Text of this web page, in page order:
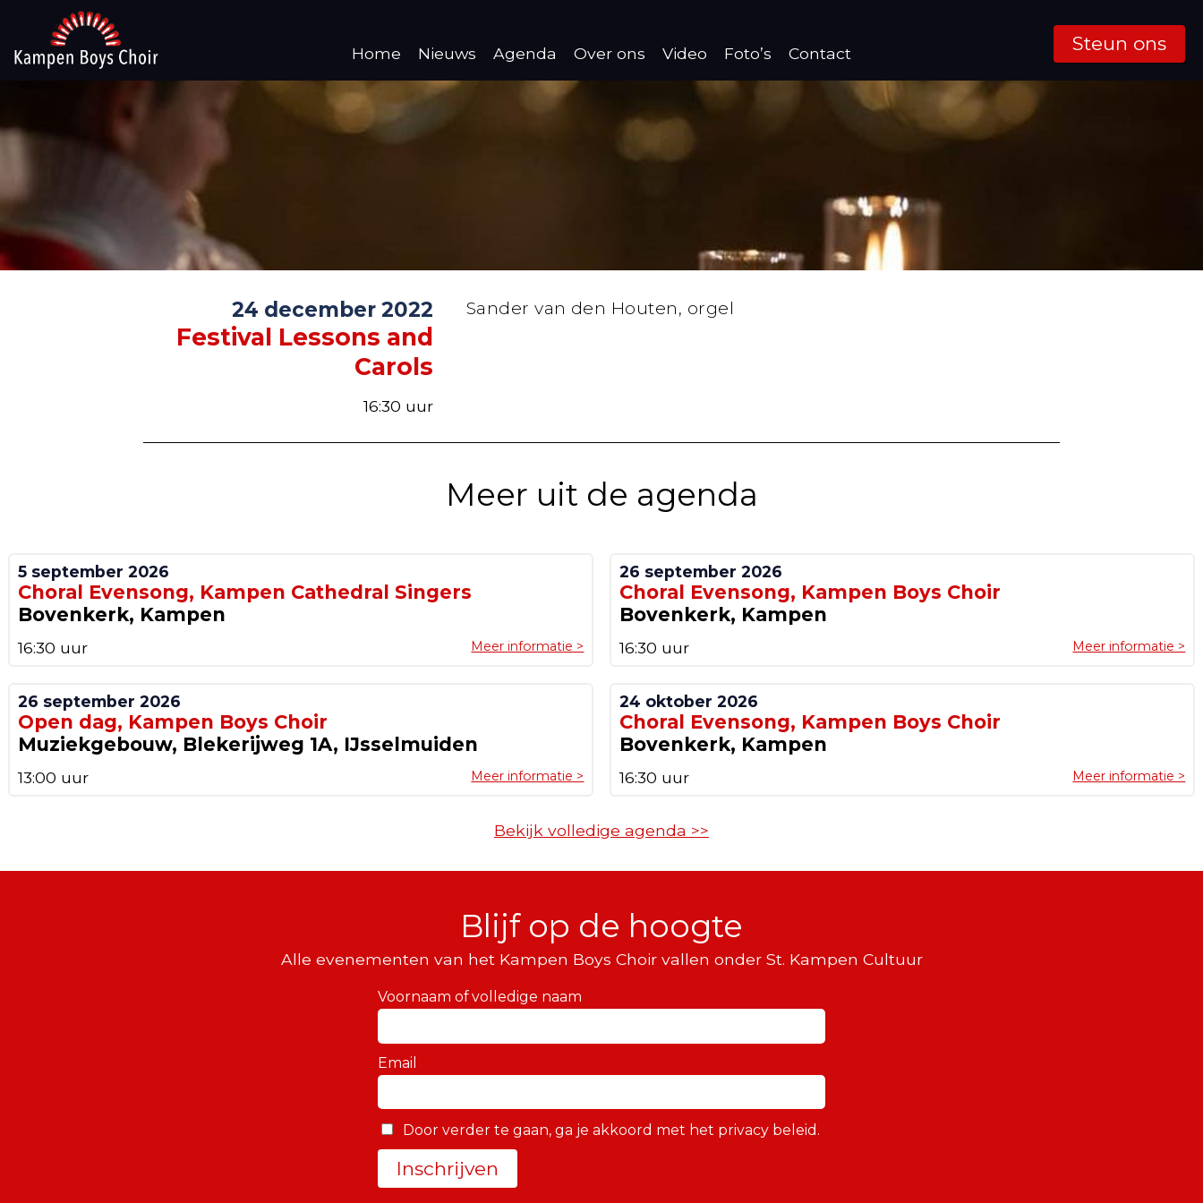
Home Nieuws Agenda Over ons Video Foto’s Contact Steun ons
24 december 2022
Festival Lessons and
Carols
16:30 uur
Sander van den Houten, orgel
Meer uit de agenda
5 september 2026
Choral Evensong, Kampen Cathedral Singers
Bovenkerk, Kampen
Meer informatie >
16:30 uur
26 september 2026
Choral Evensong, Kampen Boys Choir
Bovenkerk, Kampen
Meer informatie >
16:30 uur
26 september 2026
Open dag, Kampen Boys Choir
Muziekgebouw, Blekerijweg 1A, IJsselmuiden
Meer informatie >
13:00 uur
24 oktober 2026
Choral Evensong, Kampen Boys Choir
Bovenkerk, Kampen
Meer informatie >
16:30 uur
Bekijk volledige agenda >>
Blijf op de hoogte
Alle evenementen van het Kampen Boys Choir vallen onder St. Kampen Cultuur
Voornaam of volledige naam
Email
Door verder te gaan, ga je akkoord met het privacy beleid.